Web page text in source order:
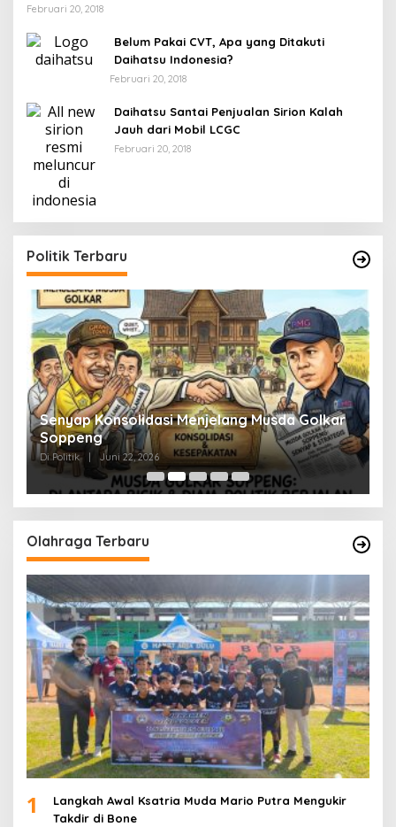
Februari 20, 2018
Belum Pakai CVT, Apa yang Ditakuti
Daihatsu Indonesia?
Februari 20, 2018
Daihatsu Santai Penjualan Sirion Kalah
Jauh dari Mobil LCGC
Februari 20, 2018
Politik Terbaru
Senyap Konsolidasi Menjelang Musda Golkar
Soppeng
Di Politik | Juni 22, 2026
Olahraga Terbaru
1
Langkah Awal Ksatria Muda Mario Putra Mengukir
Takdir di Bone